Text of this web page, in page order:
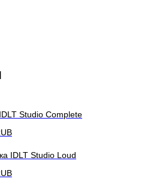
Studio Complete
IDLT Studio Loud